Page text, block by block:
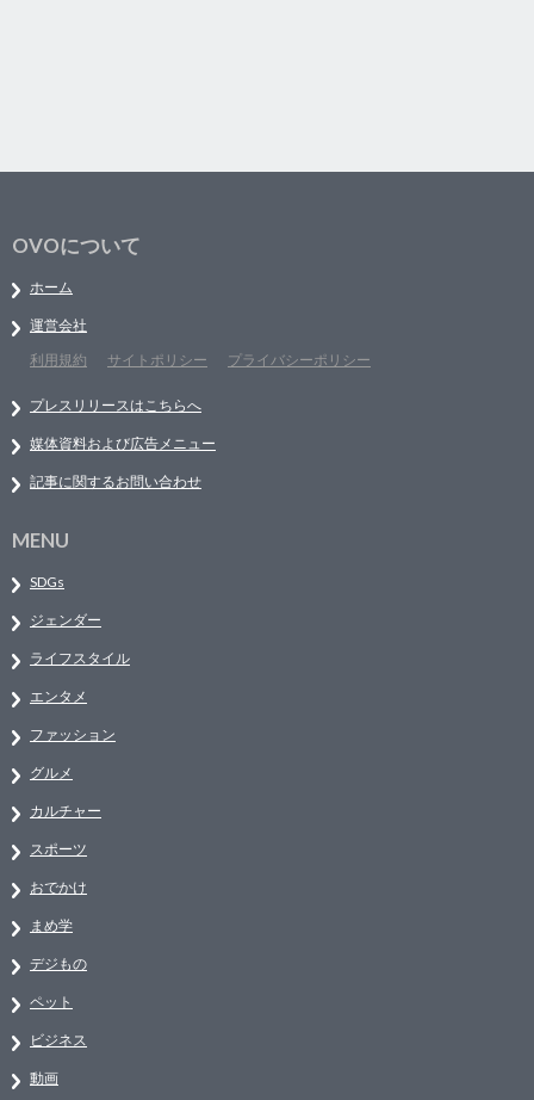
OVOについて
ホーム
運営会社
利用規約
サイトポリシー プライバシーポリシー
プレスリリースはこちらへ
媒体資料および広告メニュー
記事に関するお問い合わせ
MENU
SDGs
ジェンダー
ライフスタイル
エンタメ
ファッション
グルメ
カルチャー
スポーツ
おでかけ
まめ学
デジもの
ペット
ビジネス
動画